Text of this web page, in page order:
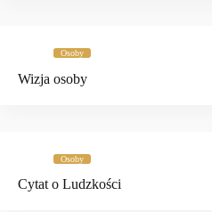
Osoby
Wizja osoby
Osoby
Cytat o Ludzkości